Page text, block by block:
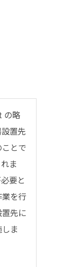
の略
置先
とで
ま
要と
を行
先に
ま